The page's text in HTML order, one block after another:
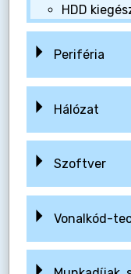
HDD
Periféria
Hálózat
Szoftver
Vonalkód-